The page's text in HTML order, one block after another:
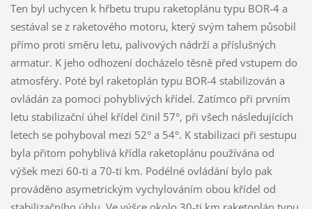
Ten byl uchycen k hřbetu trupu raketoplánu typu BOR-4 a
sestával se z raketového motoru, který svým tahem působil
přímo proti směru letu, palivových nádrží a příslušných
armatur. K jeho odhození docházelo těsně před vstupem do
atmosféry. Poté byl raketoplán typu BOR-4 stabilizován a
ovládán za pomoci pohyblivých křídel. Zatímco při prvním
letu stabilizační úhel křídel činil 57°, při všech následujících
letech se pohyboval mezi 52° a 54°. K stabilizaci při sestupu
byla přitom pohyblivá křídla raketoplánu používána od
výšek mezi 60-ti a 70-ti km. Podélné ovládání bylo pak
prováděno asymetrickým vychylováním obou křídel od